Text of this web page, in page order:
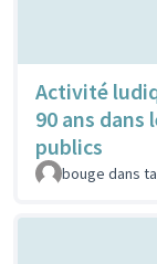
Activité
90 ans dans
publics
bouge dans